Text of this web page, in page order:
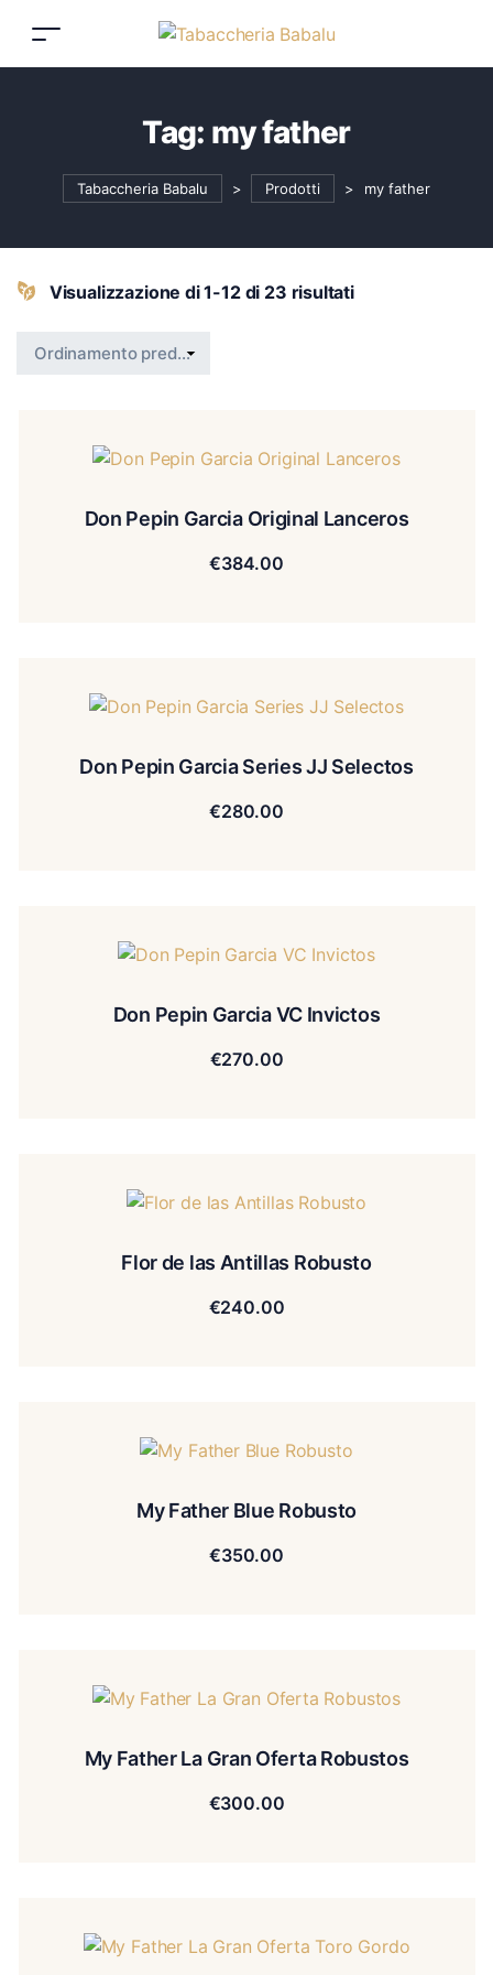
Tag: my father
Tabaccheria Babalu > Prodotti > my father
Visualizzazione di 1-12 di 23 risultati
Don Pepin Garcia Original Lanceros
€384.00
Don Pepin Garcia Series JJ Selectos
€280.00
Don Pepin Garcia VC Invictos
€270.00
Flor de las Antillas Robusto
€240.00
My Father Blue Robusto
€350.00
My Father La Gran Oferta Robustos
€300.00